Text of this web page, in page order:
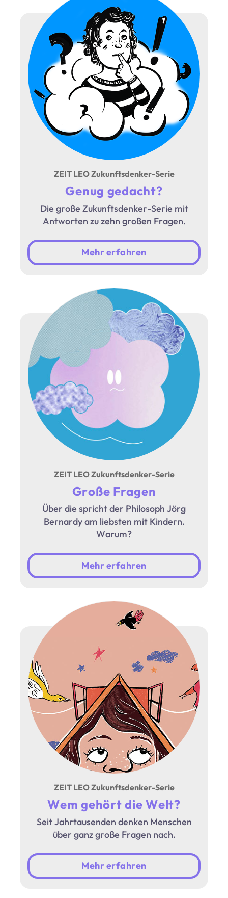
ZEIT LEO Zukunftsdenker-Serie
Genug gedacht?
Die große Zukunftsdenker-Serie mit
Antworten zu zehn großen Fragen.
Mehr erfahren
ZEIT LEO Zukunftsdenker-Serie
Große Fragen
Über die spricht der Philosoph Jörg
Bernardy am liebsten mit Kindern.
Warum?
Mehr erfahren
ZEIT LEO Zukunftsdenker-Serie
Wem gehört die Welt?
Seit Jahrtausenden denken Menschen
über ganz große Fragen nach.
Mehr erfahren